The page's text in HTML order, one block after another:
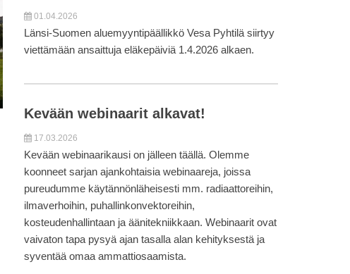
01.04.2026
Länsi-Suomen aluemyyntipäällikkö Vesa Pyhtilä siirtyy
viettämään ansaittuja eläkepäiviä 1.4.2026 alkaen.
Kevään webinaarit alkavat!
17.03.2026
Kevään webinaarikausi on jälleen täällä. Olemme
koonneet sarjan ajankohtaisia webinaareja, joissa
pureudumme käytännönläheisesti mm. radiaattoreihin,
ilmaverhoihin, puhallinkonvektoreihin,
kosteudenhallintaan ja äänitekniikkaan. Webinaarit ovat
vaivaton tapa pysyä ajan tasalla alan kehityksestä ja
syventää omaa ammattiosaamista.